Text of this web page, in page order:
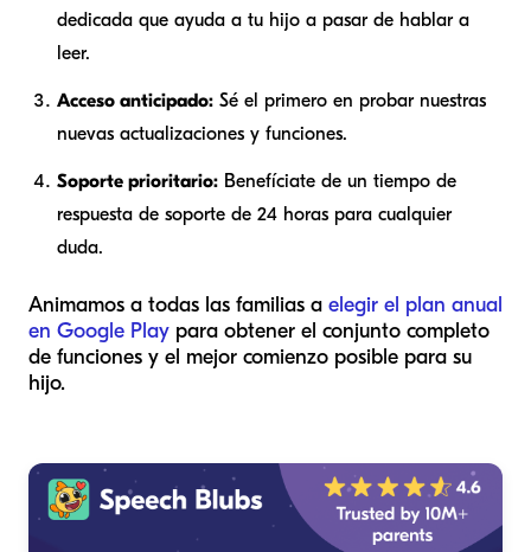
dedicada que ayuda a tu hijo a pasar de hablar a
leer.
Acceso anticipado: Sé el primero en probar nuestras
nuevas actualizaciones y funciones.
Soporte prioritario: Benefíciate de un tiempo de
respuesta de soporte de 24 horas para cualquier
duda.
Animamos a todas las familias a elegir el plan anual
en Google Play para obtener el conjunto completo
de funciones y el mejor comienzo posible para su
hijo.